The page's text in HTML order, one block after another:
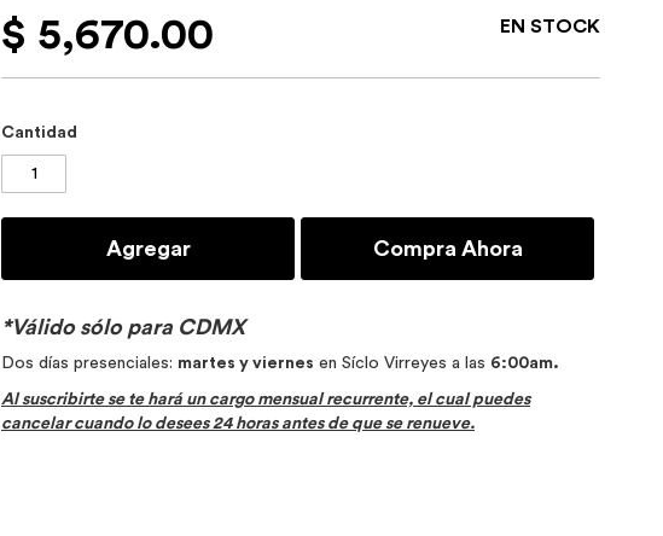
$ 5,670.00 EN STOCK
Cantidad
Agregar Compra Ahora
*Válido sólo para CDMX
Dos días presenciales: martes y viernes en Síclo Virreyes a las 6:00am.
Al suscribirte se te hará un cargo mensual recurrente, el cual puedes
cancelar cuando lo desees 24 horas antes de que se renueve.